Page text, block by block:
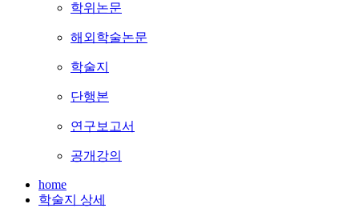
학위논문
해외학술논문
학술지
단행본
연구보고서
공개강의
home
학술지 상세